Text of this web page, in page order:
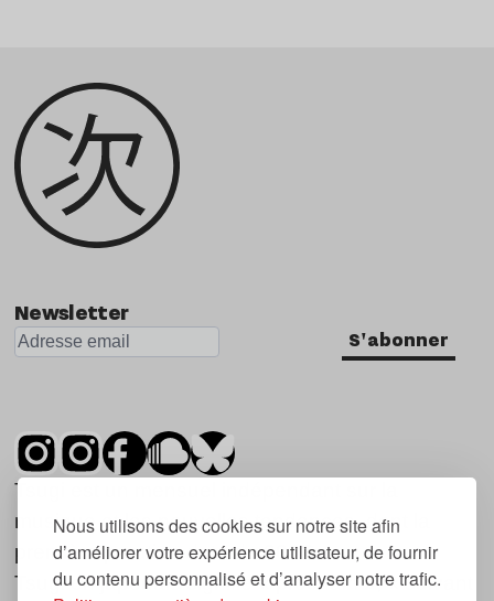
Nous utilisons des cookies sur notre site afin
d’améliorer votre expérience utilisateur, de fournir
du contenu personnalisé et d’analyser notre trafic.
Newsletter
S'abonner
Tsugi est un mensuel indépendant sur la
musique et les nouvelles tendances, dont la
première parution date de 2007.
Tsugi en japonais signifie « prochain », « suivant